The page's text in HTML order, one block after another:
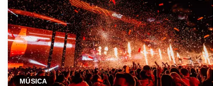
MÚSICA